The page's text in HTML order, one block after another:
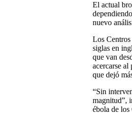
El actual
nuevo
Los
siglas en
que van
acercarse
que dejó
“Sin
magnitud”,
ébola de